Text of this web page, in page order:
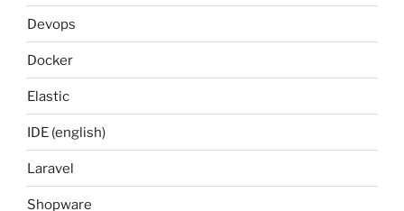
Devops
Docker
Elastic
IDE (english)
Laravel
Shopware